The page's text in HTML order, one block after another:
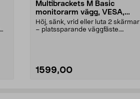
Multibrackets M Basic
monitorarm vägg, VESA,
Dual
Höj, sänk, vrid eller luta 2 skärmar
– platssparande väggfäste.
1599,00